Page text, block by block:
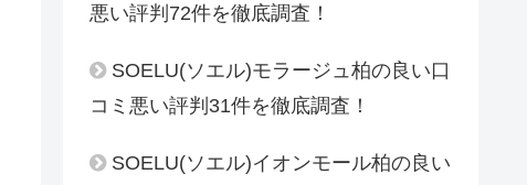
悪い評判72件を徹底調査！
SOELU(ソエル)モラージュ柏の良い口
コミ悪い評判31件を徹底調査！
SOELU(ソエル)イオンモール柏の良い